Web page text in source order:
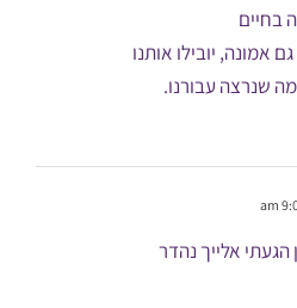
בחיים
אמונה, יובילו אותנו
שנרצה עבורנו.
הגעתי אלייך נהדר